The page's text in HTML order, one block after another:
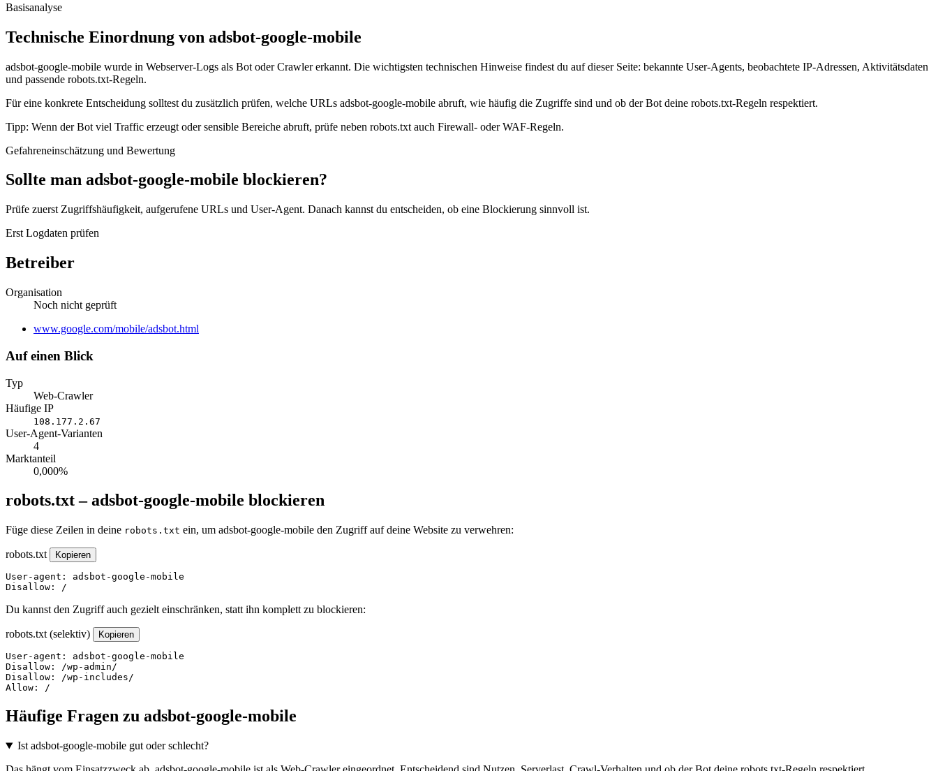
Basisanalyse
Technische Einordnung von adsbot-google-mobile
adsbot-google-mobile wurde in Webserver-Logs als Bot oder Crawler erkannt. Die wichtigsten technischen Hinweise findest du auf dieser Seite: bekannte User-Agents, beobachtete IP-Adressen, Aktivitätsdaten
und passende robots.txt-Regeln.
Für eine konkrete Entscheidung solltest du zusätzlich prüfen, welche URLs adsbot-google-mobile abruft, wie häufig die Zugriffe sind und ob der Bot deine robots.txt-Regeln respektiert.
Tipp: Wenn der Bot viel Traffic erzeugt oder sensible Bereiche abruft, prüfe neben robots.txt auch Firewall- oder WAF-Regeln.
Gefahreneinschätzung und Bewertung
Sollte man adsbot-google-mobile blockieren?
Prüfe zuerst Zugriffshäufigkeit, aufgerufene URLs und User-Agent. Danach kannst du entscheiden, ob eine Blockierung sinnvoll ist.
Erst Logdaten prüfen
Betreiber
Organisation
Noch nicht geprüft
Website
www.google.com/mobile/adsbot.html
Auf einen Blick
Typ
Web-Crawler
Häufige IP
108.177.2.67
User-Agent-Varianten
4
Marktanteil
0,000%
robots.txt – adsbot-google-mobile blockieren
Füge diese Zeilen in deine robots.txt ein, um adsbot-google-mobile den Zugriff auf deine Website zu verwehren:
robots.txt Kopieren
User-agent: adsbot-google-mobile
Disallow: /
Du kannst den Zugriff auch gezielt einschränken, statt ihn komplett zu blockieren:
robots.txt (selektiv) Kopieren
User-agent: adsbot-google-mobile
Disallow: /wp-admin/
Disallow: /wp-includes/
Allow: /
Häufige Fragen zu adsbot-google-mobile
Ist adsbot-google-mobile gut oder schlecht?